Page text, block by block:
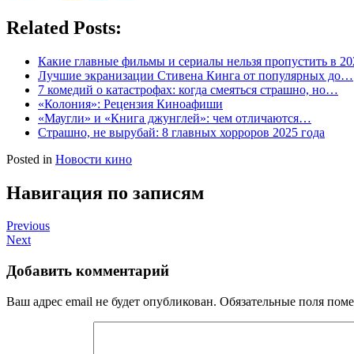
Related Posts:
Какие главные фильмы и сериалы нельзя пропустить в
Лучшие экранизации Стивена Кинга от популярных до…
7 комедий о катастрофах: когда смеяться страшно, но…
«Колония»: Рецензия Киноафиши
«Маугли» и «Книга джунглей»: чем отличаются…
Страшно, не вырубай: 8 главных хорроров 2025 года
Posted in Новости кино
Навигация по записям
Previous
Next
Добавить комментарий
Ваш адрес email не будет опубликован. Обязательные поля